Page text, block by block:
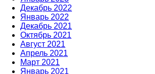
Декабрь 2022
Январь 2022
Декабрь 2021
Октябрь 2021
Август 2021
Апрель 2021
Март 2021
Январь 2021